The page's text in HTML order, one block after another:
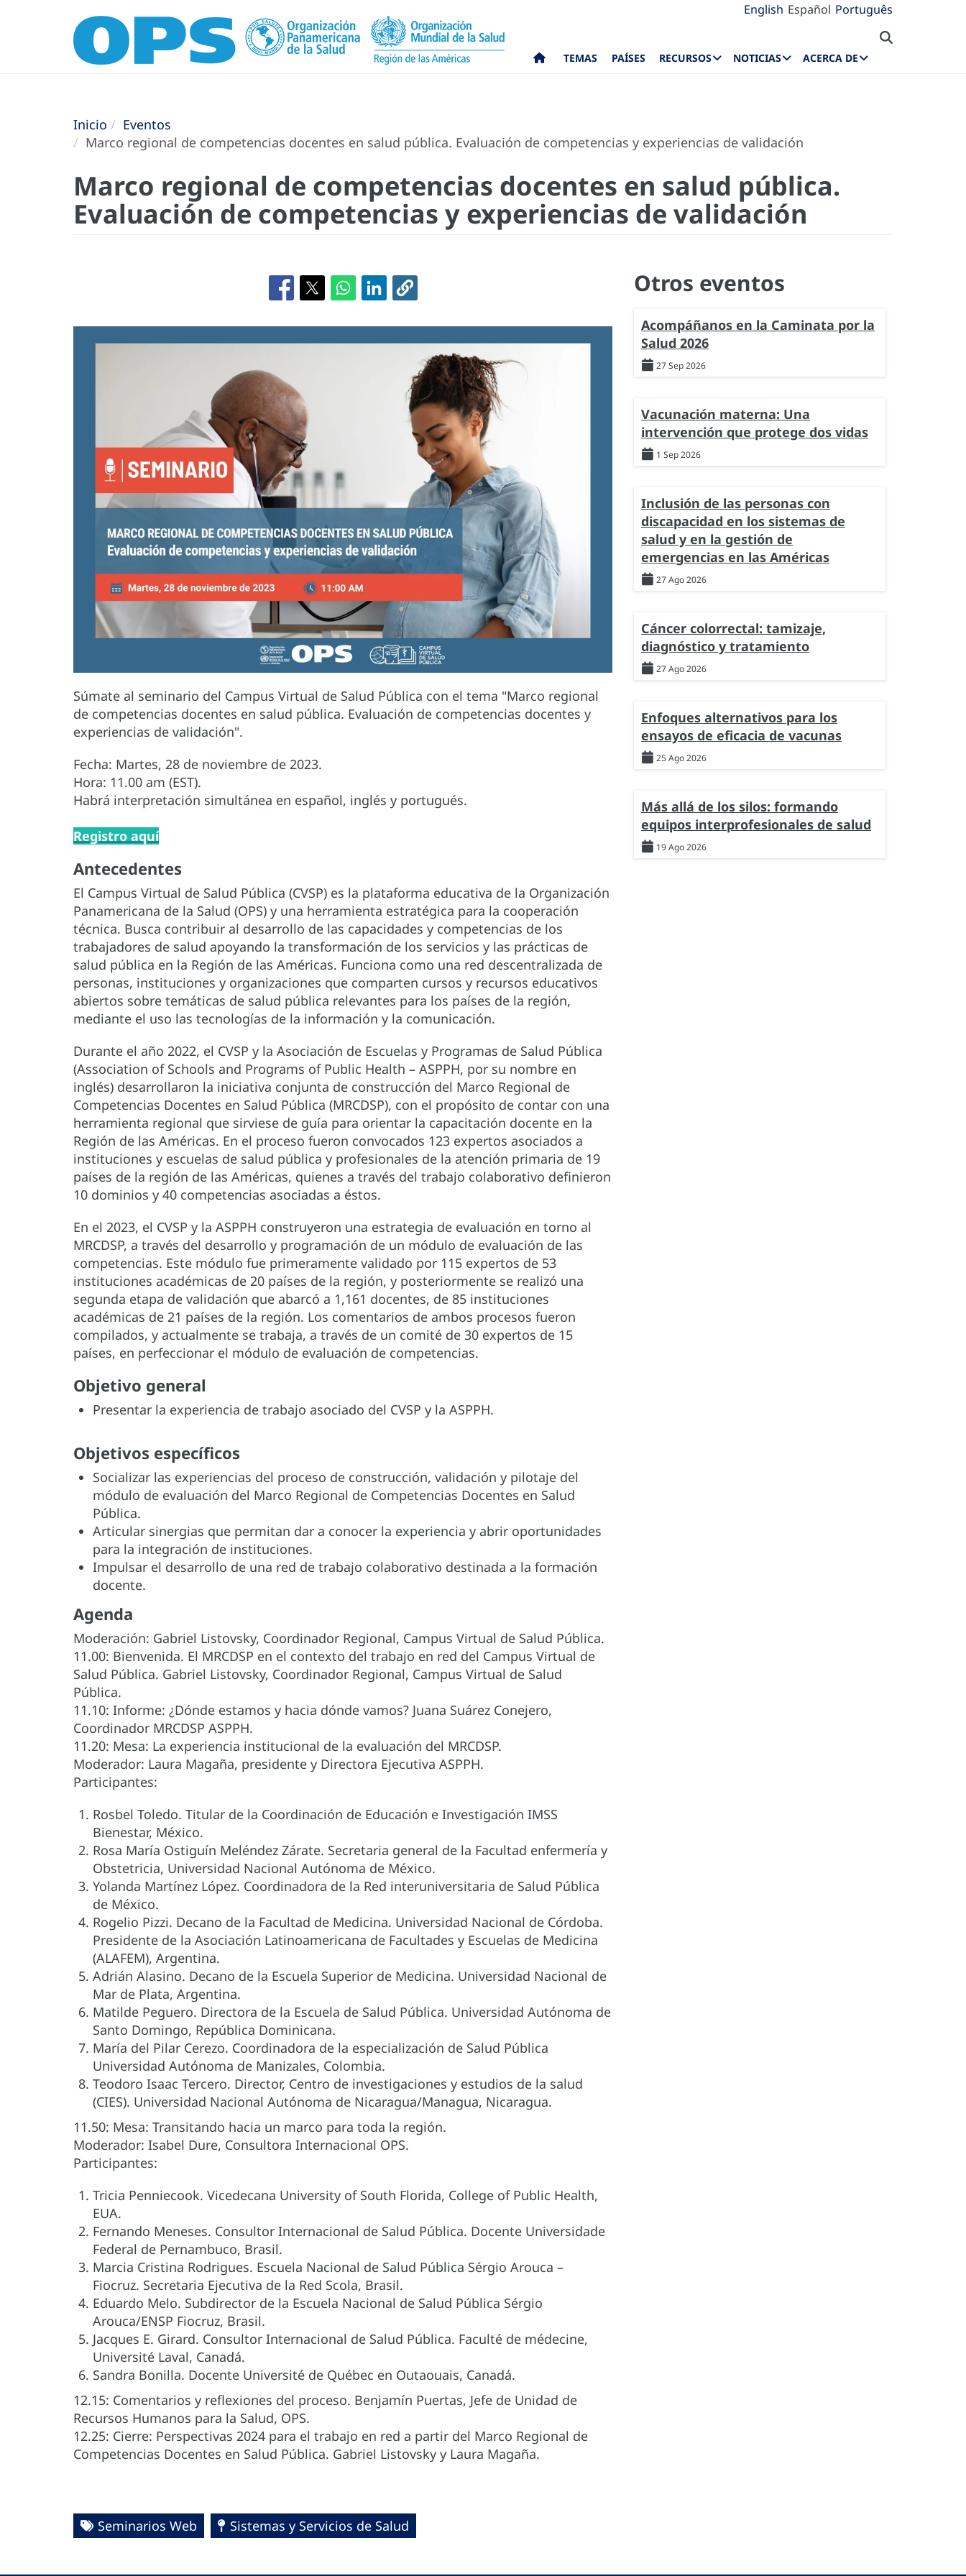
English Español Português
TEMAS PAÍSES RECURSOS NOTICIAS ACERCA DE
Inicio
Eventos
Marco regional de competencias docentes en salud pública. Evaluación de competencias y experiencias de validación
Marco regional de competencias docentes en salud pública.
Evaluación de competencias y experiencias de validación
Súmate al seminario del Campus Virtual de Salud Pública con el tema "Marco regional
de competencias docentes en salud pública. Evaluación de competencias docentes y
experiencias de validación".
Fecha: Martes, 28 de noviembre de 2023.
Hora: 11.00 am (EST).
Habrá interpretación simultánea en español, inglés y portugués.
Registro aquí
Antecedentes
El Campus Virtual de Salud Pública (CVSP) es la plataforma educativa de la Organización
Panamericana de la Salud (OPS) y una herramienta estratégica para la cooperación
técnica. Busca contribuir al desarrollo de las capacidades y competencias de los
trabajadores de salud apoyando la transformación de los servicios y las prácticas de
salud pública en la Región de las Américas. Funciona como una red descentralizada de
personas, instituciones y organizaciones que comparten cursos y recursos educativos
abiertos sobre temáticas de salud pública relevantes para los países de la región,
mediante el uso las tecnologías de la información y la comunicación.
Durante el año 2022, el CVSP y la Asociación de Escuelas y Programas de Salud Pública
(Association of Schools and Programs of Public Health – ASPPH, por su nombre en
inglés) desarrollaron la iniciativa conjunta de construcción del Marco Regional de
Competencias Docentes en Salud Pública (MRCDSP), con el propósito de contar con una
herramienta regional que sirviese de guía para orientar la capacitación docente en la
Región de las Américas. En el proceso fueron convocados 123 expertos asociados a
instituciones y escuelas de salud pública y profesionales de la atención primaria de 19
países de la región de las Américas, quienes a través del trabajo colaborativo definieron
10 dominios y 40 competencias asociadas a éstos.
En el 2023, el CVSP y la ASPPH construyeron una estrategia de evaluación en torno al
MRCDSP, a través del desarrollo y programación de un módulo de evaluación de las
competencias. Este módulo fue primeramente validado por 115 expertos de 53
instituciones académicas de 20 países de la región, y posteriormente se realizó una
segunda etapa de validación que abarcó a 1,161 docentes, de 85 instituciones
académicas de 21 países de la región. Los comentarios de ambos procesos fueron
compilados, y actualmente se trabaja, a través de un comité de 30 expertos de 15
países, en perfeccionar el módulo de evaluación de competencias.
Objetivo general
Presentar la experiencia de trabajo asociado del CVSP y la ASPPH.
Objetivos específicos
Socializar las experiencias del proceso de construcción, validación y pilotaje del
módulo de evaluación del Marco Regional de Competencias Docentes en Salud
Pública.
Articular sinergias que permitan dar a conocer la experiencia y abrir oportunidades
para la integración de instituciones.
Impulsar el desarrollo de una red de trabajo colaborativo destinada a la formación
docente.
Agenda
Moderación: Gabriel Listovsky, Coordinador Regional, Campus Virtual de Salud Pública.
11.00: Bienvenida. El MRCDSP en el contexto del trabajo en red del Campus Virtual de
Salud Pública. Gabriel Listovsky, Coordinador Regional, Campus Virtual de Salud
Pública.
11.10: Informe: ¿Dónde estamos y hacia dónde vamos? Juana Suárez Conejero,
Coordinador MRCDSP ASPPH.
11.20: Mesa: La experiencia institucional de la evaluación del MRCDSP.
Moderador: Laura Magaña, presidente y Directora Ejecutiva ASPPH.
Participantes:
Rosbel Toledo. Titular de la Coordinación de Educación e Investigación IMSS
Bienestar, México.
Rosa María Ostiguín Meléndez Zárate. Secretaria general de la Facultad enfermería y
Obstetricia, Universidad Nacional Autónoma de México.
Yolanda Martínez López. Coordinadora de la Red interuniversitaria de Salud Pública
de México.
Rogelio Pizzi. Decano de la Facultad de Medicina. Universidad Nacional de Córdoba.
Presidente de la Asociación Latinoamericana de Facultades y Escuelas de Medicina
(ALAFEM), Argentina.
Adrián Alasino. Decano de la Escuela Superior de Medicina. Universidad Nacional de
Mar de Plata, Argentina.
Matilde Peguero. Directora de la Escuela de Salud Pública. Universidad Autónoma de
Santo Domingo, República Dominicana.
María del Pilar Cerezo. Coordinadora de la especialización de Salud Pública
Universidad Autónoma de Manizales, Colombia.
Teodoro Isaac Tercero. Director, Centro de investigaciones y estudios de la salud
(CIES). Universidad Nacional Autónoma de Nicaragua/Managua, Nicaragua.
11.50: Mesa: Transitando hacia un marco para toda la región.
Moderador: Isabel Dure, Consultora Internacional OPS.
Participantes:
Tricia Penniecook. Vicedecana University of South Florida, College of Public Health,
EUA.
Fernando Meneses. Consultor Internacional de Salud Pública. Docente Universidade
Federal de Pernambuco, Brasil.
Marcia Cristina Rodrigues. Escuela Nacional de Salud Pública Sérgio Arouca –
Fiocruz. Secretaria Ejecutiva de la Red Scola, Brasil.
Eduardo Melo. Subdirector de la Escuela Nacional de Salud Pública Sérgio
Arouca/ENSP Fiocruz, Brasil.
Jacques E. Girard. Consultor Internacional de Salud Pública. Faculté de médecine,
Université Laval, Canadá.
Sandra Bonilla. Docente Université de Québec en Outaouais, Canadá.
12.15: Comentarios y reflexiones del proceso. Benjamín Puertas, Jefe de Unidad de
Recursos Humanos para la Salud, OPS.
12.25: Cierre: Perspectivas 2024 para el trabajo en red a partir del Marco Regional de
Competencias Docentes en Salud Pública. Gabriel Listovsky y Laura Magaña.
Seminarios Web Sistemas y Servicios de Salud
Otros eventos
Acompáñanos en la Caminata por la
Salud 2026
27 Sep 2026
Vacunación materna: Una
intervención que protege dos vidas
1 Sep 2026
Inclusión de las personas con
discapacidad en los sistemas de
salud y en la gestión de
emergencias en las Américas
27 Ago 2026
Cáncer colorrectal: tamizaje,
diagnóstico y tratamiento
27 Ago 2026
Enfoques alternativos para los
ensayos de eficacia de vacunas
25 Ago 2026
Más allá de los silos: formando
equipos interprofesionales de salud
19 Ago 2026